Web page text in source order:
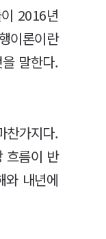
2016년
이론이란
말한다.
가지다.
흐름이 반
와 내년에